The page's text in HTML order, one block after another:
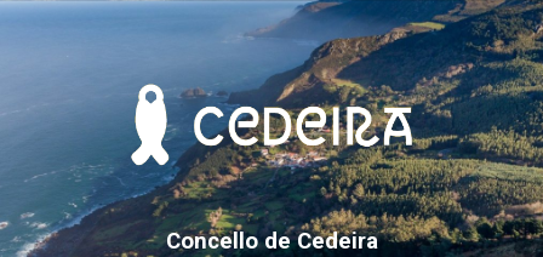
Skip
Skip
Skip
Concello de Cedeira